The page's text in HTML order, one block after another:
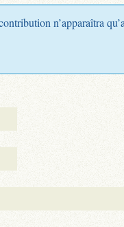
n’apparaîtra